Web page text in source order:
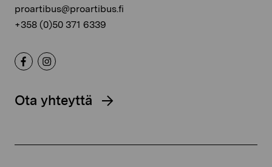
proartibus@proartibus.fi
+358 (0)50 371 6339
Ota yhteyttä